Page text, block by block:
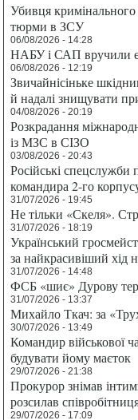
Убивця кримінального
тюрми в ЗСУ
06/08/2026 - 14:28
НАБУ і САП вручили
06/08/2026 - 12:19
Звичайнісіньке
й надалі знищувати
04/08/2026 - 20:19
Розкрадання
із МЗС в СІЗО
03/08/2026 - 20:43
Російські спецслужби
командира 2-го
31/07/2026 - 19:45
Не тільки «Скеля».
31/07/2026 - 18:19
Український
за найкрасивіший хід
31/07/2026 - 14:48
ФСБ «шиє» Дурову
31/07/2026 - 13:37
Михайло Ткач: за
30/07/2026 - 13:49
Командир військової
будувати йому маєток
29/07/2026 - 21:38
Прокурор знімав
розсилав
29/07/2026 - 17:09